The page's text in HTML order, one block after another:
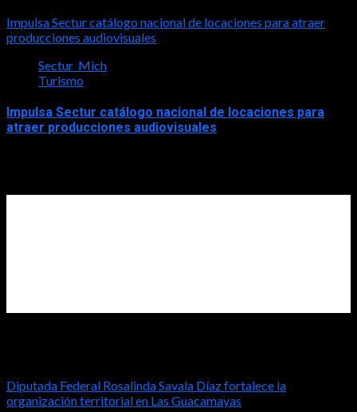
Impulsa Sectur catálogo nacional de locaciones para atraer
producciones audiovisuales
Sectur_Mich
Turismo
Impulsa Sectur catálogo nacional de locaciones para
atraer producciones audiovisuales
Diputada Federal Rosalinda Savala Díaz fortalece la
organización territorial en Las Guacamayas